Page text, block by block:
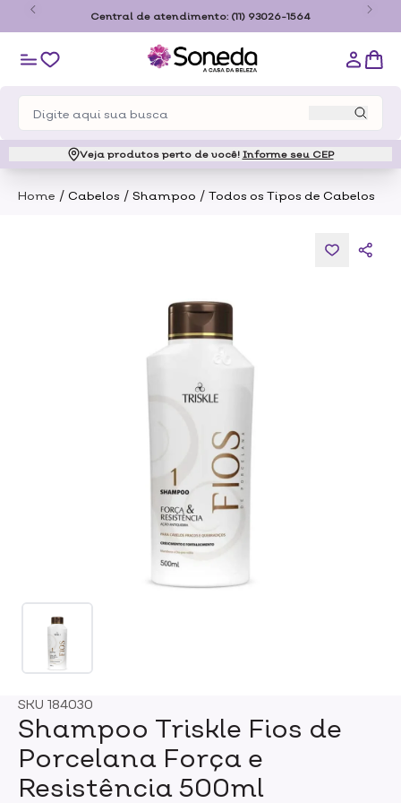
Central de atendimento: (11) 93026-1564
Veja produtos perto de você! Informe seu CEP
Home / Cabelos / Shampoo / Todos os Tipos de Cabelos
SKU 184030
Shampoo Triskle Fios de
Porcelana Força e
Resistência 500ml